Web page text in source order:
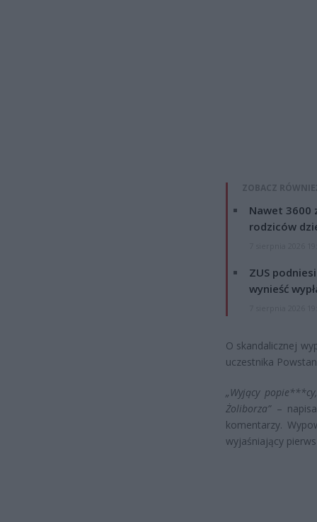
ZOBACZ
Nawet 3600
rodziców
ZUS
wynieść
O skandalicznej
uczestnika
„Wyjący
Żoliborza”–
komentarzy.
wyjaśniający